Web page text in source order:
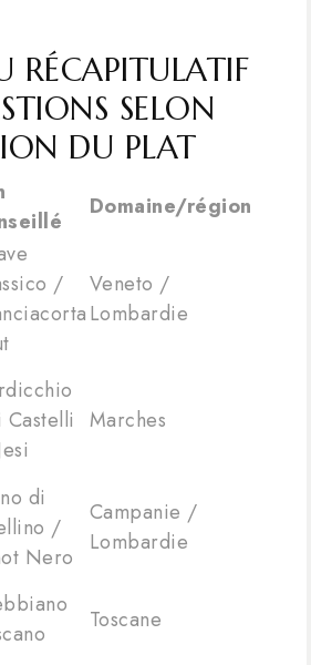
RÉCAPITULATIF
SELON
DU PLAT
Domaine/région
/
Veneto /
Lombardie
Castelli
Marches
di
/
Nero
Campanie /
Lombardie
Toscane